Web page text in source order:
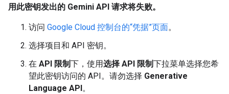
用此密钥发出的 Gemini API 请求将失败。
访问 Google Cloud 控制台的“凭据”页面。
选择项目和 API 密钥。
在 API 限制下，使用选择 API 限制下拉菜单选择您希
望此密钥访问的 API。请勿选择 Generative
Language API。